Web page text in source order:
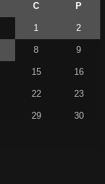
C P
1 2
8 9
15 16
22 23
29 30